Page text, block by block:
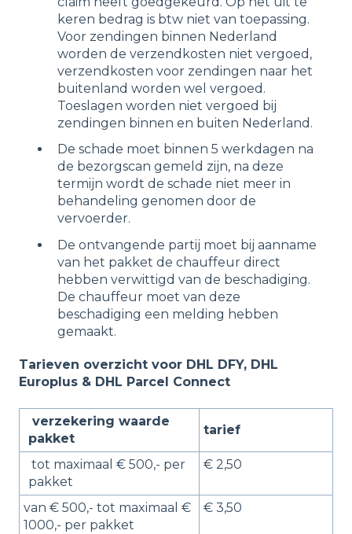
keren bedrag is btw niet van toepassing.
Voor zendingen binnen Nederland
worden de verzendkosten niet vergoed,
verzendkosten voor zendingen naar het
buitenland worden wel vergoed.
Toeslagen worden niet vergoed bij
zendingen binnen en buiten Nederland.
De schade moet binnen 5 werkdagen na
de bezorgscan gemeld zijn, na deze
termijn wordt de schade niet meer in
behandeling genomen door de
vervoerder.
De ontvangende partij moet bij aanname
van het pakket de chauffeur direct
hebben verwittigd van de beschadiging.
De chauffeur moet van deze
beschadiging een melding hebben
gemaakt.
Tarieven overzicht voor DHL DFY, DHL
Europlus & DHL Parcel Connect
verzekering waarde
pakket
tarief
tot maximaal € 500,- per
pakket
€ 2,50
van € 500,- tot maximaal €
1000,- per pakket
€ 3,50